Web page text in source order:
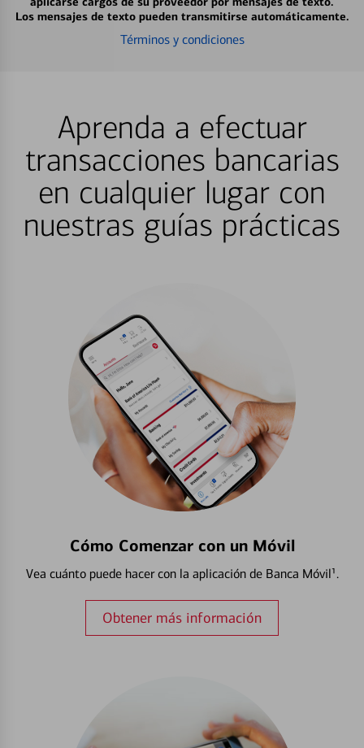
Los mensajes de texto pueden transmitirse automáticamente.
Términos y condiciones
Aprenda a efectuar
transacciones bancarias
en cualquier lugar con
nuestras guías prácticas
Cómo Comenzar con un Móvil
Vea cuánto puede hacer con la aplicación de Banca Móvil¹.
Obtener más información